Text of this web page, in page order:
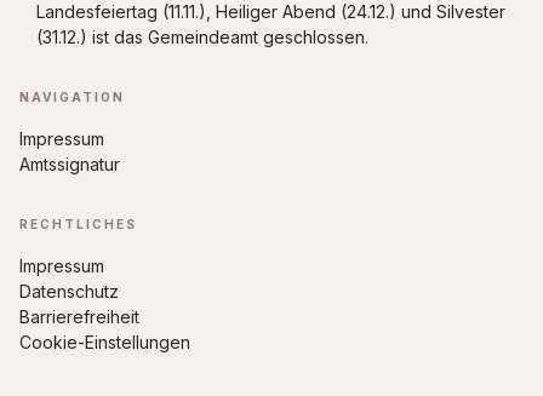
Landesfeiertag (11.11.), Heiliger Abend (24.12.) und Silvester
(31.12.) ist das Gemeindeamt geschlossen.
NAVIGATION
Impressum
Amtssignatur
RECHTLICHES
Impressum
Datenschutz
Barrierefreiheit
Cookie-Einstellungen